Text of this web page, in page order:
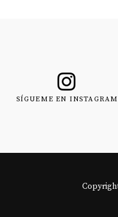
SÍGUEME EN INSTAGRAM